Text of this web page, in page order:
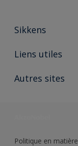
Sikkens
A propos de Sikkens
Liens utiles
Ouvrir un magasin
Autres sites
Politique en